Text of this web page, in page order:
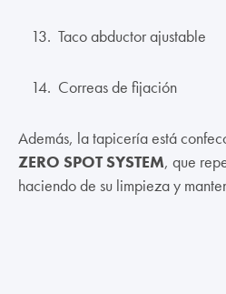
Taco abductor ajustable
Correas de fijación
Además, la tapicería está
ZERO SPOT SYSTEM, que
haciendo de su limpieza y